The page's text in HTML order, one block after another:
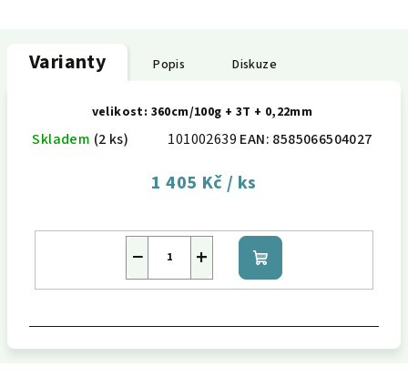
Varianty Popis Diskuze
velikost: 360cm/100g + 3T + 0,22mm
Skladem (2 ks) 101002639 EAN: 8585066504027
1 405 Kč/ ks
+
− Do
košíku